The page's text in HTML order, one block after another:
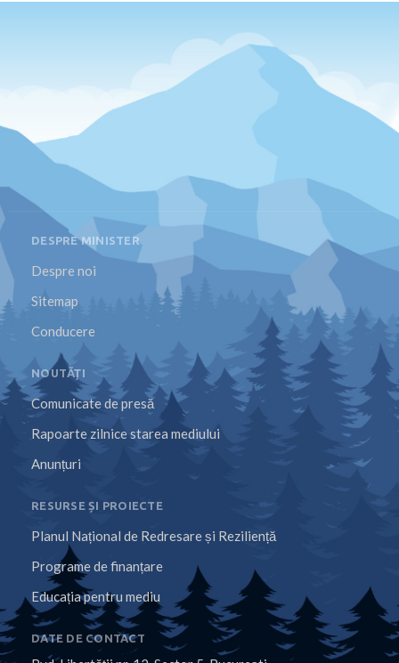
DESPRE MINISTER
Despre noi
Sitemap
Conducere
NOUTĂȚI
Comunicate de presă
Rapoarte zilnice starea mediului
Anunțuri
RESURSE ȘI PROIECTE
Planul Național de Redresare și Reziliență
Programe de finanțare
Educația pentru mediu
DATE DE CONTACT